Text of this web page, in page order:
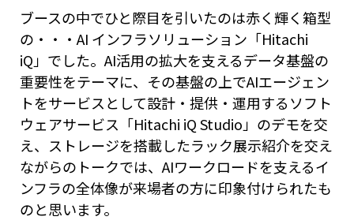
ブースの中でひと際目を引いたのは赤く輝く箱型
の・・・AI インフラソリューション「Hitachi
iQ」でした。AI活用の拡大を支えるデータ基盤の
重要性をテーマに、その基盤の上でAIエージェン
トをサービスとして設計・提供・運用するソフト
ウェアサービス「Hitachi iQ Studio」のデモを交
え、ストレージを搭載したラック展示紹介を交え
ながらのトークでは、AIワークロードを支えるイ
ンフラの全体像が来場者の方に印象付けられたも
のと思います。